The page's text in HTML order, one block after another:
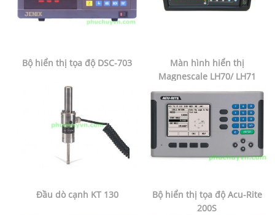
Bộ hiển thị tọa độ DSC-703
Màn hình hiển thị
Magnescale LH70/ LH71
Đầu dò cạnh KT 130
Bộ hiển thị tọa độ Acu-Rite
200S